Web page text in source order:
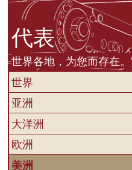
代表
世界各地，为您而存在。
世界
亚洲
大洋洲
欧洲
美洲